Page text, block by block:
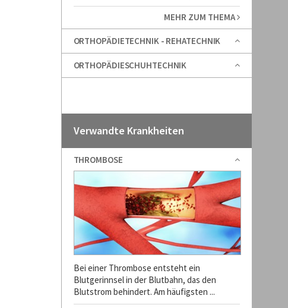
MEHR ZUM THEMA
ORTHOPÄDIETECHNIK - REHATECHNIK
ORTHOPÄDIESCHUHTECHNIK
Verwandte Krankheiten
THROMBOSE
Bei einer Thrombose entsteht ein
Blutgerinnsel in der Blutbahn, das den
Blutstrom behindert. Am häufigsten ...